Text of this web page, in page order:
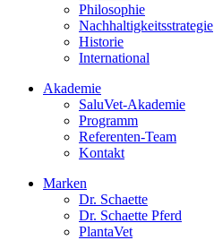
Philosophie
Nachhaltigkeitsstrategie
Historie
International
Akademie
SaluVet-Akademie
Programm
Referenten-Team
Kontakt
Marken
Dr. Schaette
Dr. Schaette Pferd
PlantaVet